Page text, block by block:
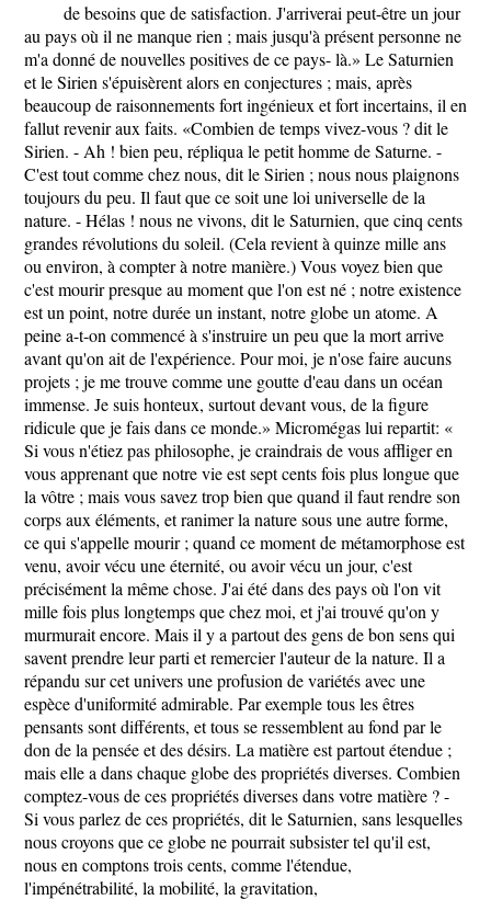
de besoins que de satisfaction. J'arriverai peut-être un jour
au pays où il ne manque rien ; mais jusqu'à présent personne ne
m'a donné de nouvelles positives de ce pays- là.» Le Saturnien
et le Sirien s'épuisèrent alors en conjectures ; mais, après
beaucoup de raisonnements fort ingénieux et fort incertains, il en
fallut revenir aux faits. «Combien de temps vivez-vous ? dit le
Sirien. - Ah ! bien peu, répliqua le petit homme de Saturne. -
C'est tout comme chez nous, dit le Sirien ; nous nous plaignons
toujours du peu. Il faut que ce soit une loi universelle de la
nature. - Hélas ! nous ne vivons, dit le Saturnien, que cinq cents
grandes révolutions du soleil. (Cela revient à quinze mille ans
ou environ, à compter à notre manière.) Vous voyez bien que
c'est mourir presque au moment que l'on est né ; notre existence
est un point, notre durée un instant, notre globe un atome. A
peine a-t-on commencé à s'instruire un peu que la mort arrive
avant qu'on ait de l'expérience. Pour moi, je n'ose faire aucuns
projets ; je me trouve comme une goutte d'eau dans un océan
immense. Je suis honteux, surtout devant vous, de la figure
ridicule que je fais dans ce monde.» Micromégas lui repartit: «
Si vous n'étiez pas philosophe, je craindrais de vous affliger en
vous apprenant que notre vie est sept cents fois plus longue que
la vôtre ; mais vous savez trop bien que quand il faut rendre son
corps aux éléments, et ranimer la nature sous une autre forme,
ce qui s'appelle mourir ; quand ce moment de métamorphose est
venu, avoir vécu une éternité, ou avoir vécu un jour, c'est
précisément la même chose. J'ai été dans des pays où l'on vit
mille fois plus longtemps que chez moi, et j'ai trouvé qu'on y
murmurait encore. Mais il y a partout des gens de bon sens qui
savent prendre leur parti et remercier l'auteur de la nature. Il a
répandu sur cet univers une profusion de variétés avec une
espèce d'uniformité admirable. Par exemple tous les êtres
pensants sont différents, et tous se ressemblent au fond par le
don de la pensée et des désirs. La matière est partout étendue ;
mais elle a dans chaque globe des propriétés diverses. Combien
comptez-vous de ces propriétés diverses dans votre matière ? -
Si vous parlez de ces propriétés, dit le Saturnien, sans lesquelles
nous croyons que ce globe ne pourrait subsister tel qu'il est,
nous en comptons trois cents, comme l'étendue,
l'impénétrabilité, la mobilité, la gravitation,